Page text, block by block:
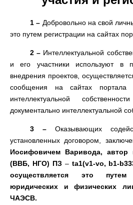
1– Добровольно на свой
это путем регистрации на сайтах
2– Интеллектуальной
и его участники используют в
внедрения проектов
сообщения на сайтах портала
интеллектуальной
документально интеллектуальной
3 – Оказывающих
установленных договором
Иосифовичем Варивода, автор
(ВВБ, НГО) ПЗ – ta1(v1-vo, b1-
осуществляется это
юридических и физических
ЧАЭСВ.